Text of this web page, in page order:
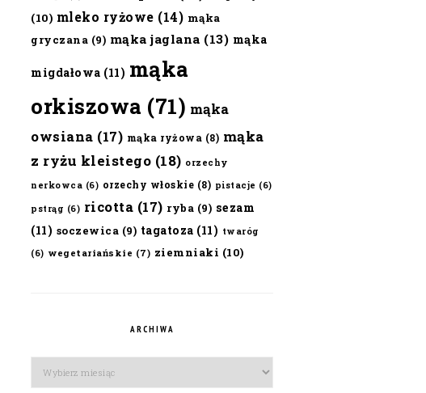
(10) mleko ryżowe (14) mąka
gryczana (9) mąka jaglana (13) mąka
migdałowa (11) mąka
orkiszowa (71) mąka
owsiana (17) mąka ryżowa (8) mąka
z ryżu kleistego (18) orzechy
nerkowca (6) orzechy włoskie (8) pistacje (6)
pstrąg (6) ricotta (17) ryba (9) sezam
(11) soczewica (9) tagatoza (11) twaróg
(6) wegetariańskie (7) ziemniaki (10)
ARCHIWA
Archiwa